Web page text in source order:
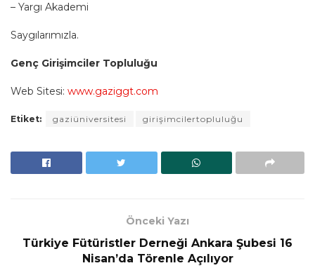
– Yargı Akademi
Saygılarımızla.
Genç Girişimciler Topluluğu
Web Sitesi: www.gaziggt.com
Etiket: gaziüniversitesi girişimcilertopluluğu
Önceki Yazı
Türkiye Fütüristler Derneği Ankara Şubesi 16
Nisan’da Törenle Açılıyor